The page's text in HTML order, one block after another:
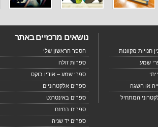
חנויות מקוונות
שמע
או השגה
המתחיל
נושאים מרכזיים באתר
הספר הראשון שלי
ספרות זולה
ספרי שמע – אודיו בוקס
ספרים אלקטרוניים
ספרים באינטרנט
ספרים בחינם
ספרים יד שניה